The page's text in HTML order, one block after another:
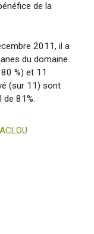
de la
2011, il a
du domaine
%) et 11
(sur 11) sont
de 81%.